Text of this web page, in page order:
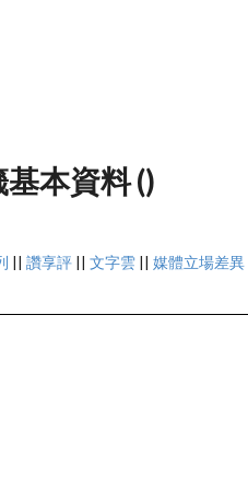
本資料 ()
|| 讚享評 || 文字雲 || 媒體立場差異